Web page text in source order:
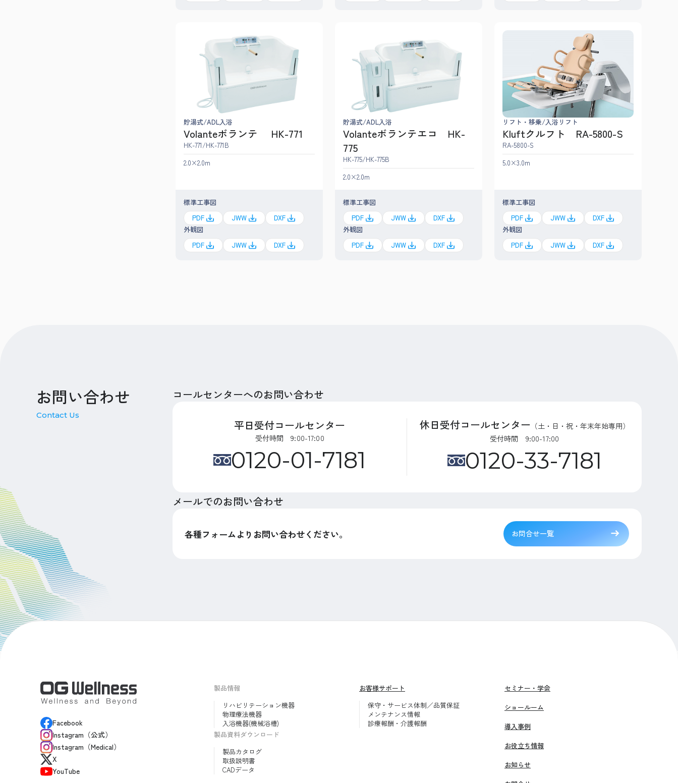
貯湯式/ADL入浴
Volanteボランテ HK-771
HK-771/HK-771B
2.0×2.0m
標準工事図
PDF
JWW
DXF
外観図
PDF
JWW DXF
貯湯式/ADL入浴
Volanteボランテエコ HK-
775
HK-775/HK-775B
2.0×2.0m
標準工事図
PDF
JWW
DXF
外観図
PDF
JWW DXF
リフト・移乗/入浴リフト
Kluftクルフト RA-5800-S
RA-5800-S
5.0×3.0m
標準工事図
PDF
JWW
DXF
外観図
PDF
JWW DXF
お問い合わせ
Contact Us
コールセンターへのお問い合わせ
平日受付コールセンター
受付時間 9:00-17:00
0120-01-7181
休日受付コールセンター （土・日・祝・年末年始専用）
受付時間 9:00-17:00
0120-33-7181
メールでのお問い合わせ
各種フォームよりお問い合わせください。 お問合せ一覧
Facebook
Instagram（公式）
Instagram（Medical）
X
YouTube
製品情報
リハビリテーション機器
物理療法機器
入浴機器(機械浴槽)
製品資料ダウンロード
製品カタログ
取扱説明書
CADデータ
お客様サポート
保守・サービス体制／品質保証
メンテナンス情報
診療報酬・介護報酬
セミナー・学会
ショールーム
導入事例
お役立ち情報
お知らせ